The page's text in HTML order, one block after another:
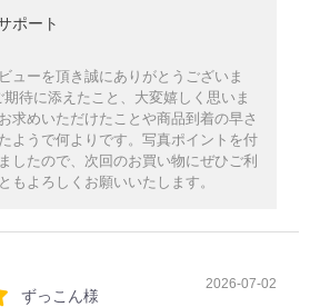
ポート
ューを頂き誠にありがとうございま
待に添えたこと、大変嬉しく思いま
求めいただけたことや商品到着の早さ
ようで何よりです。写真ポイントを付
したので、次回のお買い物にぜひご利
もよろしくお願いいたします。
ずっこん様
2026-07-02